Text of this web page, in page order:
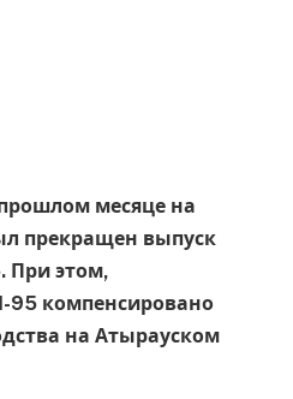
месяце на
прекращен выпуск
При этом,
95 компенсировано
на Атырауском